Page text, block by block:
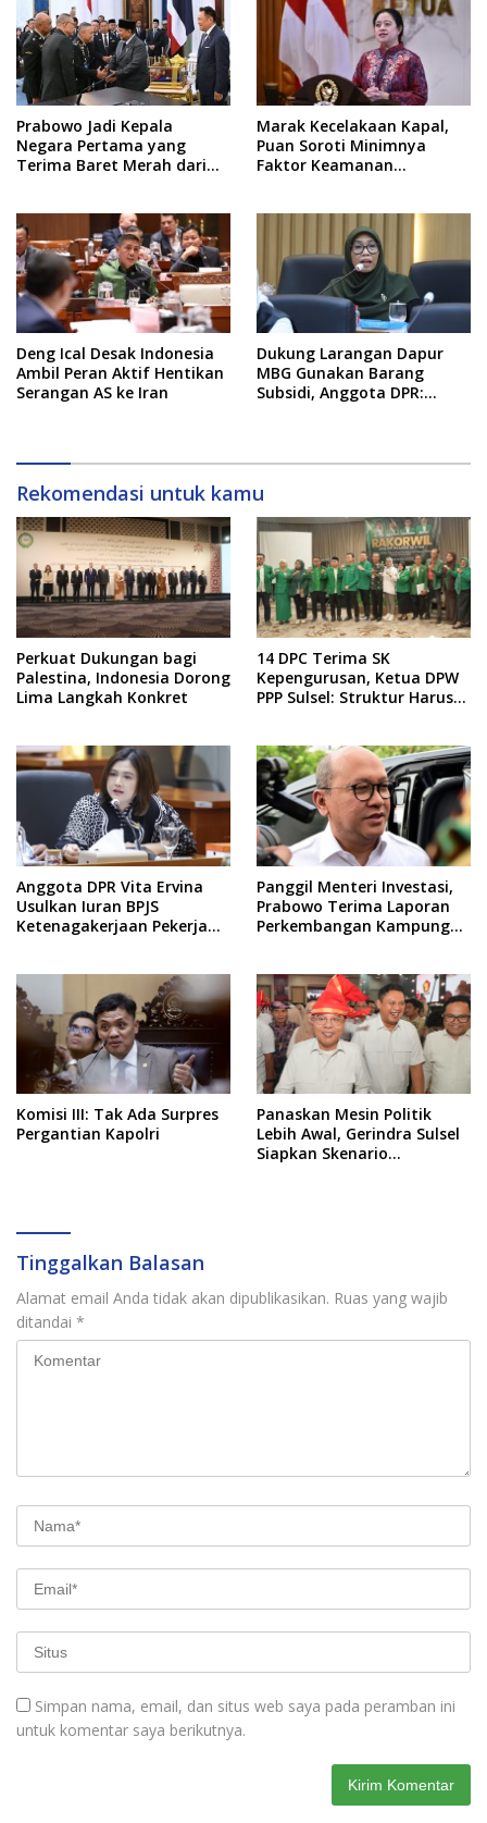
Prabowo Jadi Kepala
Negara Pertama yang
Terima Baret Merah dari
Marak Kecelakaan Kapal,
Puan Soroti Minimnya
Faktor Keamanan
Deng Ical Desak Indonesia
Ambil Peran Aktif Hentikan
Serangan AS ke Iran
Dukung Larangan Dapur
MBG Gunakan Barang
Subsidi, Anggota DPR:
Rekomendasi untuk kamu
Perkuat Dukungan bagi
Palestina, Indonesia Dorong
Lima Langkah Konkret
14 DPC Terima SK
Kepengurusan, Ketua DPW
PPP Sulsel: Struktur Harus
Anggota DPR Vita Ervina
Usulkan Iuran BPJS
Ketenagakerjaan Pekerja
Panggil Menteri Investasi,
Prabowo Terima Laporan
Perkembangan Kampung
Komisi III: Tak Ada Surpres
Pergantian Kapolri
Panaskan Mesin Politik
Lebih Awal, Gerindra Sulsel
Siapkan Skenario
Tinggalkan Balasan
Alamat email Anda tidak akan dipublikasikan. Ruas yang wajib
ditandai *
Simpan nama, email, dan situs web saya pada peramban ini
untuk komentar saya berikutnya.